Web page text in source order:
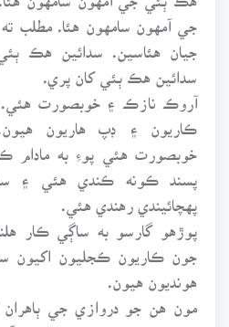
جي آمهون سامهون هئا. مطلب
جيان هئاسين. سدائين هڪ
سدائين هڪ ٻئي کان پري.
آروڪ نازڪ ۽ خوبصورت هئي.
ڪاريون ۽ ڊپ هاريون
خوبصورت هئي پوءِ به مادام
پسند ڪونه ڪندي هئي ۽
پهچائيندي رهندي هئي.
پوڙهو گارسو به ساڳي ڪار
جون ڪاريون ڪجليون اکيون
مون هن جو دروازي جي ٻاهران